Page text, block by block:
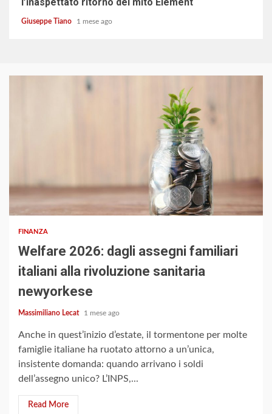
Giuseppe Tiano 1 mese ago
3 min read
FINANZA
Welfare 2026: dagli assegni familiari
italiani alla rivoluzione sanitaria
newyorkese
Massimiliano Lecat 1 mese ago
Anche in quest’inizio d’estate, il tormentone per molte
famiglie italiane ha ruotato attorno a un’unica,
insistente domanda: quando arrivano i soldi
dell’assegno unico? L’INPS,...
Read More